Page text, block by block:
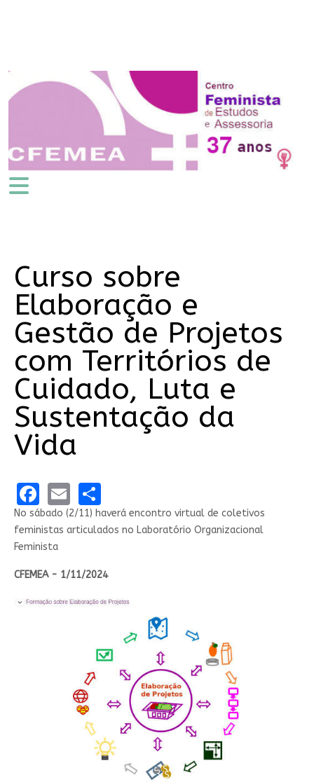
Curso sobre
Elaboração e
Gestão de Projetos
com Territórios de
Cuidado, Luta e
Sustentação da
Vida
Facebook
EmailShare
No sábado (2/11) haverá encontro virtual de coletivos
feministas articulados no Laboratório Organizacional
Feminista
CFEMEA - 1/11/2024